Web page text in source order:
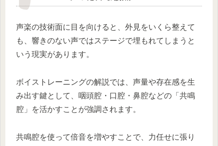
声楽の技術面に目を向けると、外見をいくら整えて
も、響きのない声ではステージで埋もれてしまうと
いう現実があります。
ボイストレーニングの解説では、声量や存在感を生
み出す鍵として、咽頭腔・口腔・鼻腔などの「共鳴
腔」を活かすことが強調されます。
共鳴腔を使って倍音を増やすことで、力任せに張り